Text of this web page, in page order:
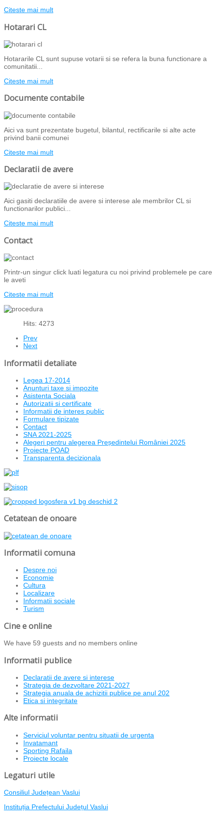
Citeste mai mult
Hotarari CL
Hotararile CL sunt supuse votarii si se refera la buna functionare a
comunitatii...
Citeste mai mult
Documente contabile
Aici va sunt prezentate bugetul, bilantul, rectificarile si alte acte
privind banii comunei
Citeste mai mult
Declaratii de avere
Aici gasiti declaratiile de avere si interese ale membrilor CL si
functionarilor publici...
Citeste mai mult
Contact
Printr-un singur click luati legatura cu noi privind problemele pe care
le aveti
Citeste mai mult
Hits: 4273
Prev
Next
Informatii detaliate
Legea 17-2014
Anunturi taxe si impozite
Asistenta Sociala
Autorizatii si certificate
Informatii de interes public
Formulare tipizate
Contact
SNA 2021-2025
Alegeri pentru alegerea Președintelui României 2025
Proiecte POAD
Transparenta decizionala
Cetatean de onoare
Informatii comuna
Despre noi
Economie
Cultura
Localizare
Informatii sociale
Turism
Cine e online
We have 59 guests and no members online
Informatii publice
Declaratii de avere si interese
Strategia de dezvoltare 2021-2027
Strategia anuala de achizitii publice pe anul 202
Etica si integritate
Alte informatii
Serviciul voluntar pentru situatii de urgenta
Invatamant
Sporting Rafaila
Proiecte locale
Legaturi utile
Consiliul Județean Vaslui
Instituția Prefectului Județul Vaslui